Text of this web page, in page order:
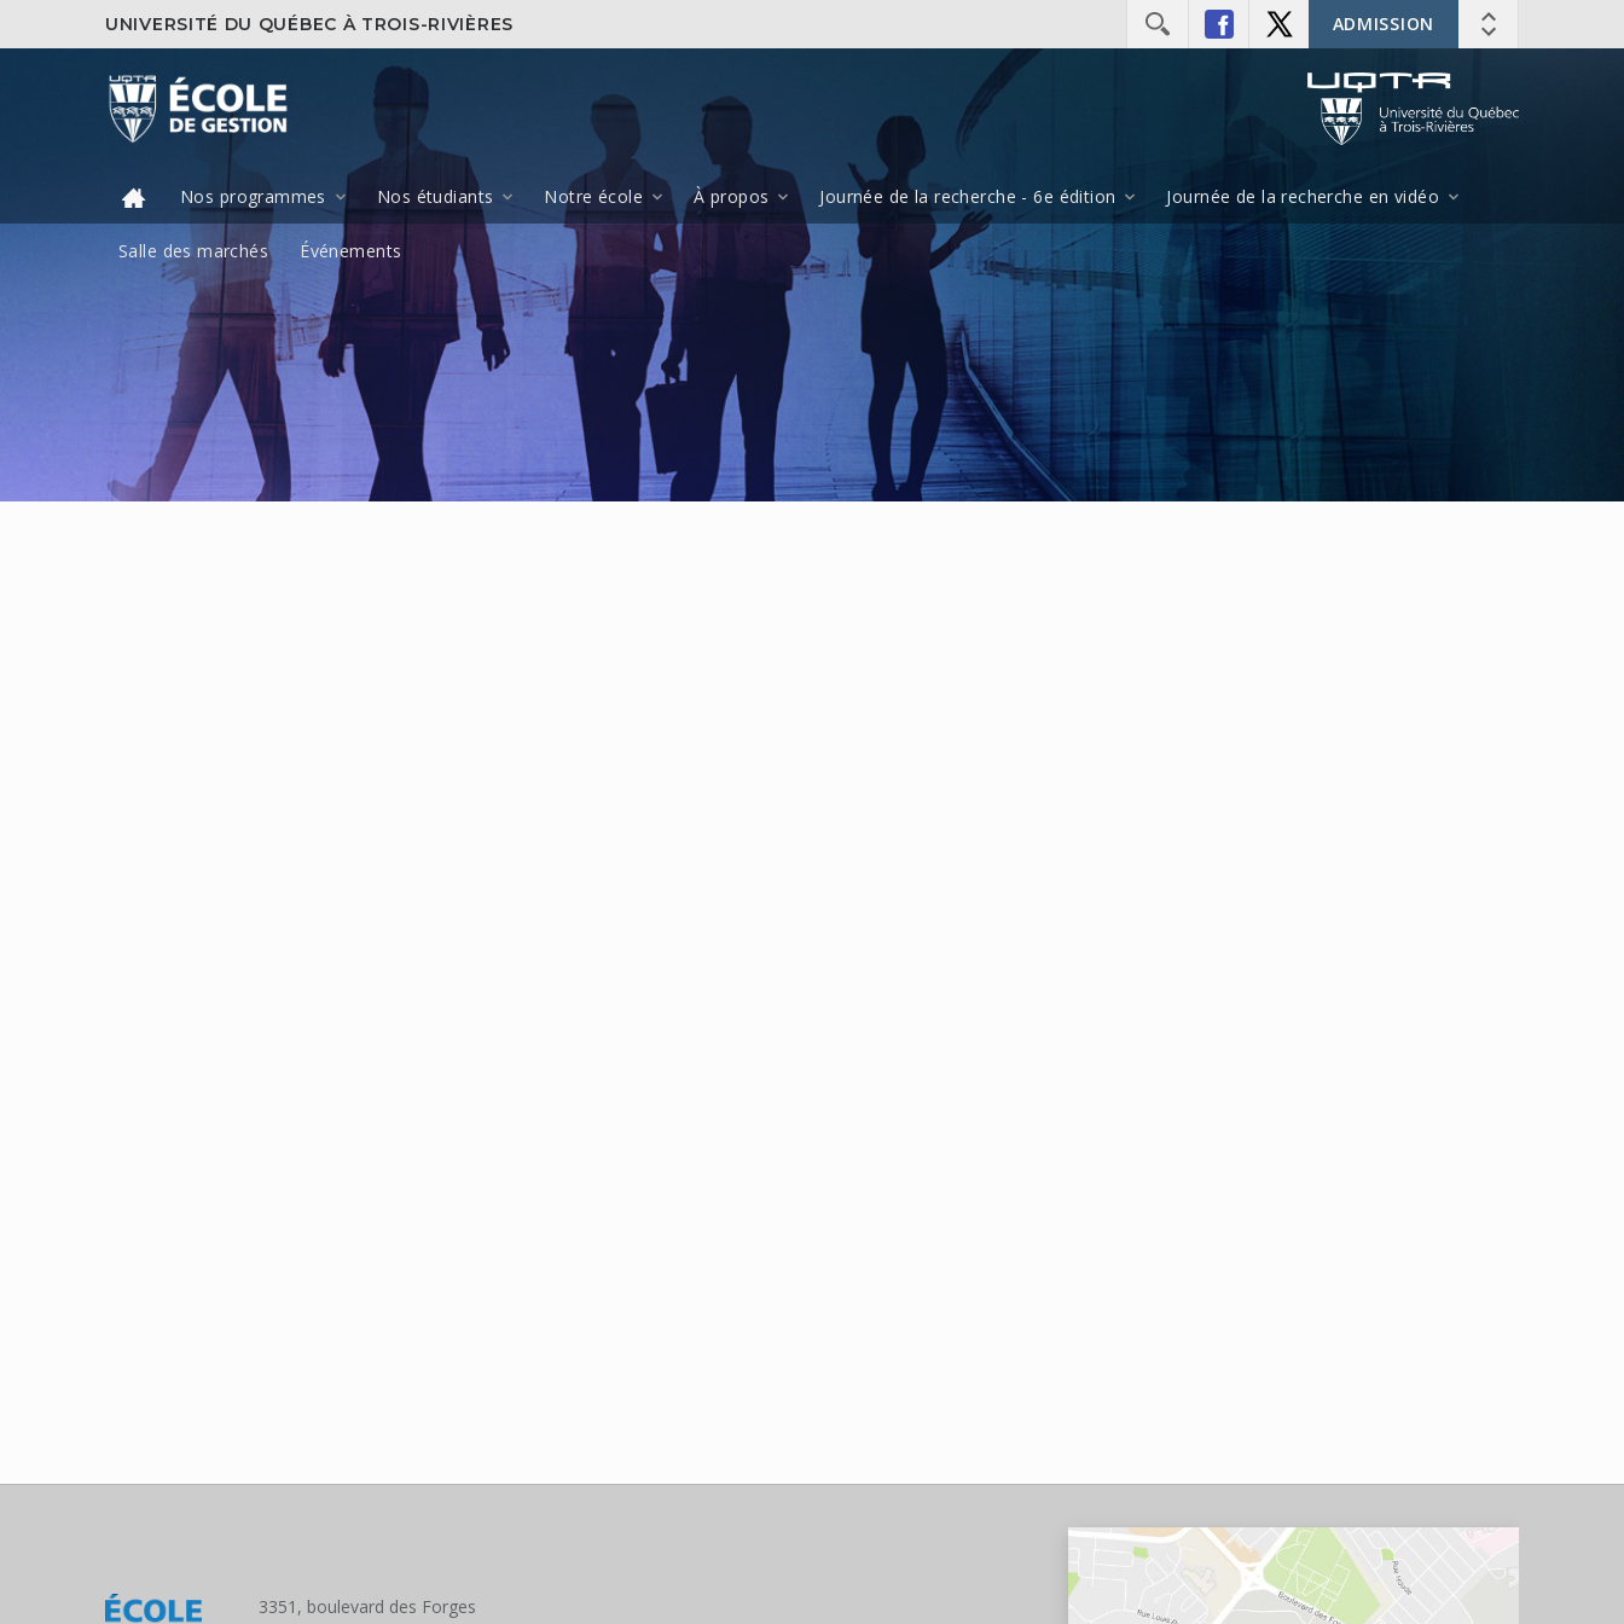
UNIVERSITÉ DU QUÉBEC À TROIS-RIVIÈRES ADMISSION
Nos programmes Nos étudiants Notre école À propos Journée de la recherche - 6e édition Journée de la recherche en vidéo
Salle des marchés Événements
3351, boulevard des Forges